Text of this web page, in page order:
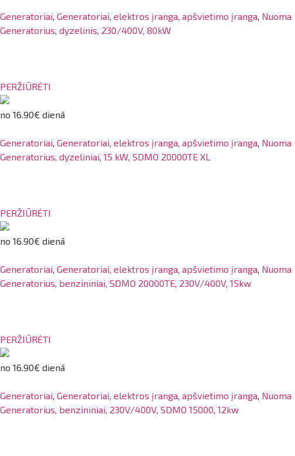
Generatoriai, Generatoriai, elektros įranga, apšvietimo įranga, Nuoma
Generatorius, dyzelinis, 230/400V, 80kW
PERŽIŪRĖTI
no 16.90€ dienā
Generatoriai, Generatoriai, elektros įranga, apšvietimo įranga, Nuoma
Generatorius, dyzeliniai, 15 kW, SDMO 20000TE XL
PERŽIŪRĖTI
no 16.90€ dienā
Generatoriai, Generatoriai, elektros įranga, apšvietimo įranga, Nuoma
Generatorius, benzininiai, SDMO 20000TE, 230V/400V, 15kw
PERŽIŪRĖTI
no 16.90€ dienā
Generatoriai, Generatoriai, elektros įranga, apšvietimo įranga, Nuoma
Generatorius, benzininiai, 230V/400V, SDMO 15000, 12kw